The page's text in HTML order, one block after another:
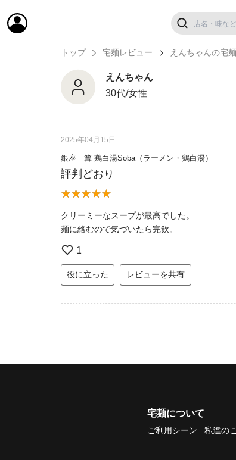
トップ 宅麺レビュー えんちゃんの宅
えんちゃん
30代/女性
2025年04月15日
銀座 篝 鶏白湯Soba（ラーメン・鶏白湯）
評判どおり
クリーミーなスープが最高でした。
麺に絡むので気づいたら完飲。
1
役に立った レビューを共有
宅麺について
ご利用シーン 私達の